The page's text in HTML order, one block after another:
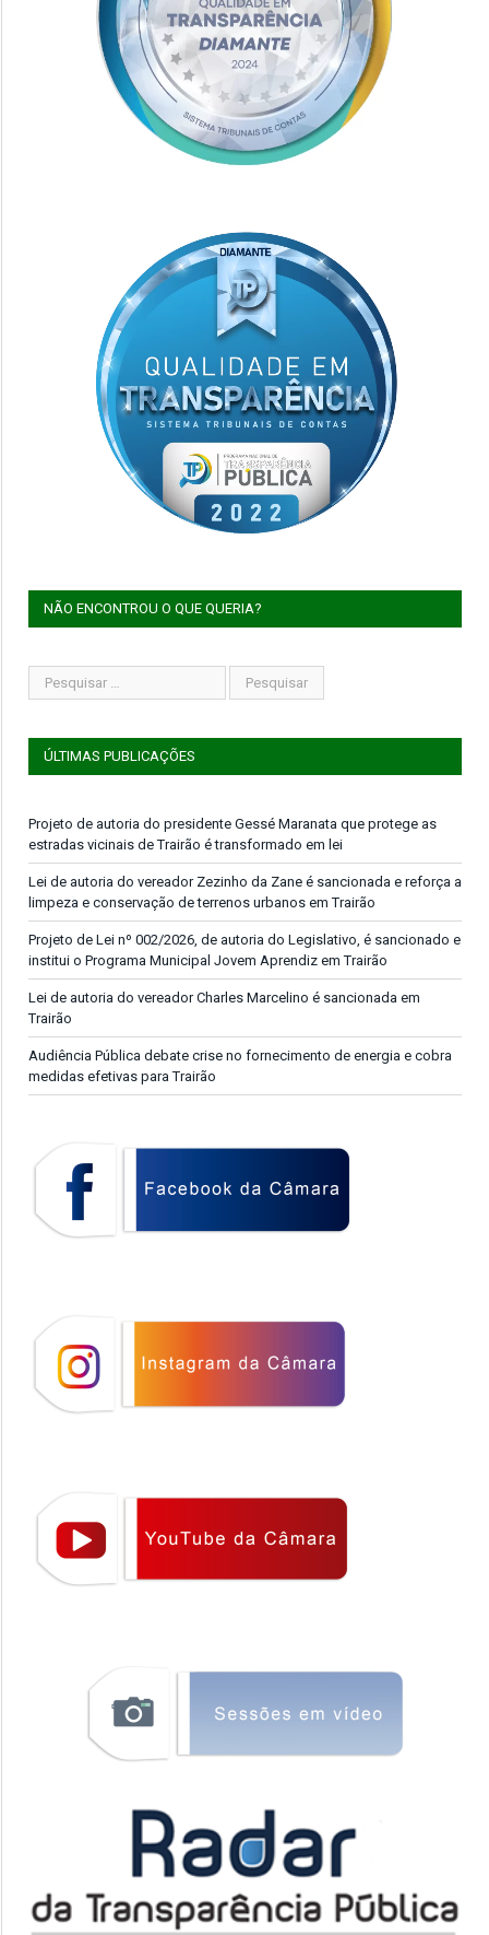
NÃO ENCONTROU O QUE QUERIA?
ÚLTIMAS PUBLICAÇÕES
Projeto de autoria do presidente Gessé Maranata que protege as
estradas vicinais de Trairão é transformado em lei
Lei de autoria do vereador Zezinho da Zane é sancionada e reforça a
limpeza e conservação de terrenos urbanos em Trairão
Projeto de Lei nº 002/2026, de autoria do Legislativo, é sancionado e
institui o Programa Municipal Jovem Aprendiz em Trairão
Lei de autoria do vereador Charles Marcelino é sancionada em
Trairão
Audiência Pública debate crise no fornecimento de energia e cobra
medidas efetivas para Trairão